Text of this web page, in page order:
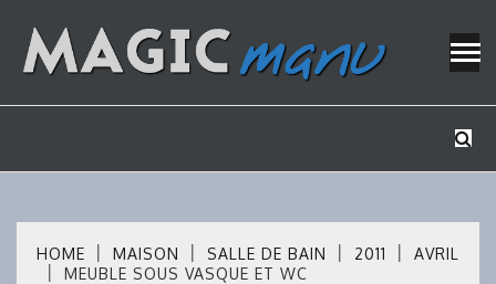
content
HOME MAISON SALLE DE BAIN 2011
AVRIL
MEUBLE SOUS VASQUE ET WC